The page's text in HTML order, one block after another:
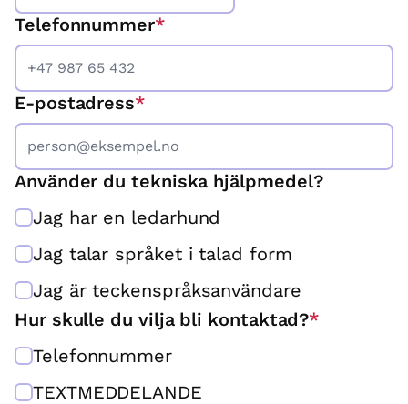
Telefonnummer*
E-postadress*
Använder du tekniska hjälpmedel?
Jag har en ledarhund
Jag talar språket i talad form
Jag är teckenspråksanvändare
Hur skulle du vilja bli kontaktad?*
Telefonnummer
TEXTMEDDELANDE